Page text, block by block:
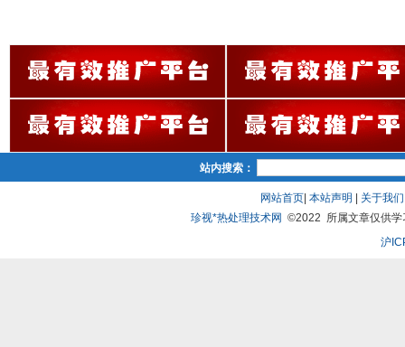
站内搜索：
网站首页| 本站声明 关于我们
珍视*热处理技术网 ©2022 所属文章仅供学
沪